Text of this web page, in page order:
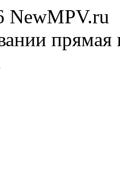
NewMPV.ru
прямая